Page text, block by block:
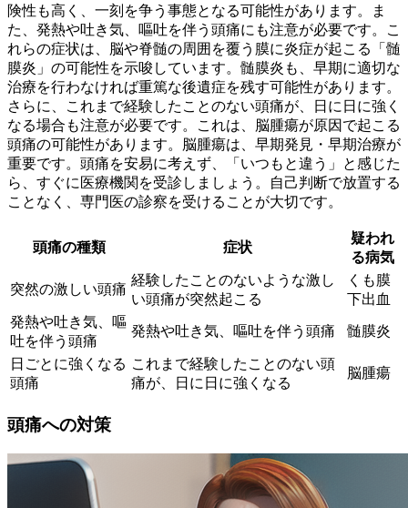
険性も高く、一刻を争う事態となる可能性があります。ま
た、 発熱や吐き気、嘔吐を伴う頭痛にも注意が必要です。こ
れらの症状は、脳や脊髄の周囲を覆う膜に炎症が起こる「髄
膜炎」の可能性を示唆しています。髄膜炎も、早期に適切な
治療を行わなければ重篤な後遺症を残す可能性があります。
さらに、
これまで経験したことのない頭痛が、日に日に強く
なる場合 も注意が必要です。これは、脳腫瘍が原因で起こる
頭痛の可能性があります。脳腫瘍は、早期発見・早期治療が
重要です。頭痛を安易に考えず、「いつもと違う」と感じた
ら、すぐに医療機関を受診しましょう。自己判断で放置する
ことなく、専門医の診察を受けることが大切です。
頭痛の種類 症状
疑われ
る病気
突然の激しい頭痛
経験したことのないような激し
い頭痛が突然起こる
くも膜
下出血
発熱や吐き気、嘔
吐を伴う頭痛
発熱や吐き気、嘔吐を伴う頭痛 髄膜炎
日ごとに強くなる
頭痛
これまで経験したことのない頭
痛が、日に日に強くなる
脳腫瘍
頭痛への対策